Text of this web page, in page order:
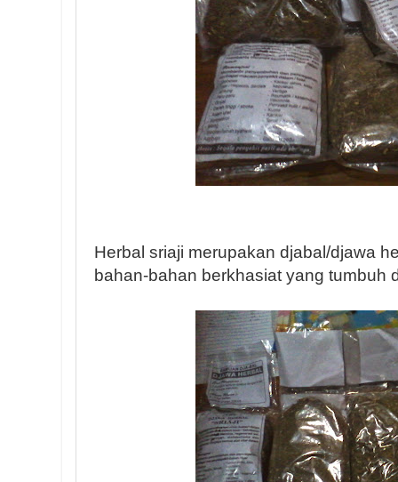
Herbal sriaji merupakan djabal/djawa
bahan-bahan berkhasiat yang tumbuh